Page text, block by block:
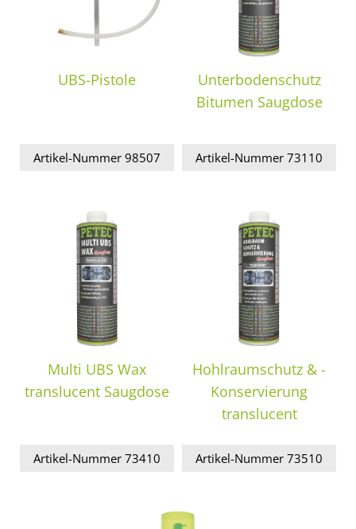
UBS-Pistole
Artikel-Nummer 98507
Unterbodenschutz
Bitumen Saugdose
Artikel-Nummer 73110
Multi UBS Wax
translucent Saugdose
Artikel-Nummer 73410
Hohlraumschutz & -
Konservierung
translucent
Artikel-Nummer 73510